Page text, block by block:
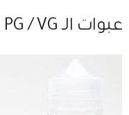
عبوات الـ PG / VG المقاسة مسبقا